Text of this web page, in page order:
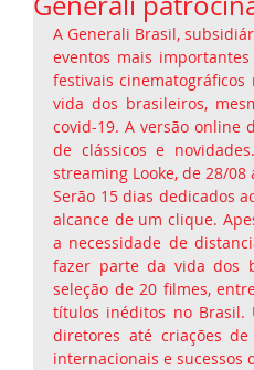
A Generali Brasil,
eventos mais
festivais
vida dos brasileiros,
covid-19. A versão online
de clássicos e
streaming Looke, de 28/08
Serão 15 dias dedicados
alcance de um clique.
a necessidade de
fazer parte da vida dos
seleção de 20 filmes,
títulos inéditos no Brasil.
diretores até criações
internacionais e sucessos